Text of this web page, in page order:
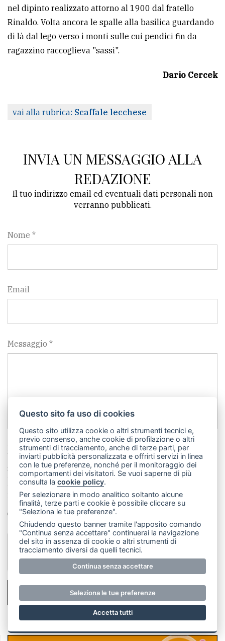
nel dipinto realizzato attorno al 1900 dal fratello
Rinaldo. Volta ancora le spalle alla basilica guardando
di là dal lego verso i monti sulle cui pendici fin da
ragazzino raccoglieva "sassi".
Dario Cercek
vai alla rubrica: Scaffale lecchese
INVIA UN MESSAGGIO ALLA
REDAZIONE
Il tuo indirizzo email ed eventuali dati personali non
verranno pubblicati.
Nome *
Email
Messaggio *
Ai sensi e per gli effetti degli artt. 6 e 13 del Regolamento UE
2016/679 dichiaro di aver preso visionedell'informativa sul
trattamento dei dati personali di Leccoonline, in particolare della
finalità:
- Richiesta di contatto o richiesta di informazioni
- Pubblicazione: le informazioni contenute nel messaggio
potrebbero essere utilizzate a fini di pubblicazione
Dichiaro di aver preso visione dell'informativa
sopracitata
INVIA MESSAGGIO
Questo sito fa uso di cookies
Questo sito utilizza cookie o altri strumenti tecnici e,
previo consenso, anche cookie di profilazione o altri
strumenti di tracciamento, anche di terze parti, per
inviarti pubblicità personalizzata e offrirti servizi in linea
con le tue preferenze, nonché per il monitoraggio dei
comportamenti dei visitatori. Se vuoi saperne di più
consulta lacookie policy.
Per selezionare in modo analitico soltanto alcune
finalità, terze parti e cookie è possibile cliccare su
"Seleziona le tue preferenze".
Chiudendo questo banner tramite l'apposito comando
"Continua senza accettare" continuerai la navigazione
del sito in assenza di cookie o altri strumenti di
tracciamento diversi da quelli tecnici.
Continua senza accettare
Seleziona le tue preferenze
Accetta tutti